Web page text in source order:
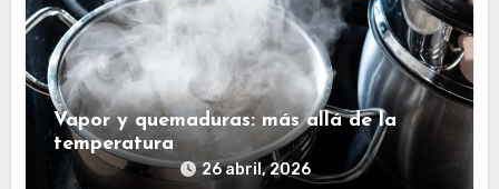
Vapor y quemaduras: más allá de la
temperatura
26 abril, 2026